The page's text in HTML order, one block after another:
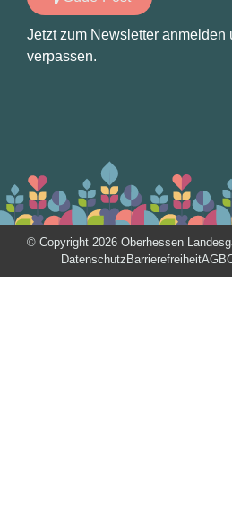
Jetzt zum Newsletter anmelden
verpassen.
© Copyright 2026 Oberhessen
Datenschutz BarrierefreiheitAGB